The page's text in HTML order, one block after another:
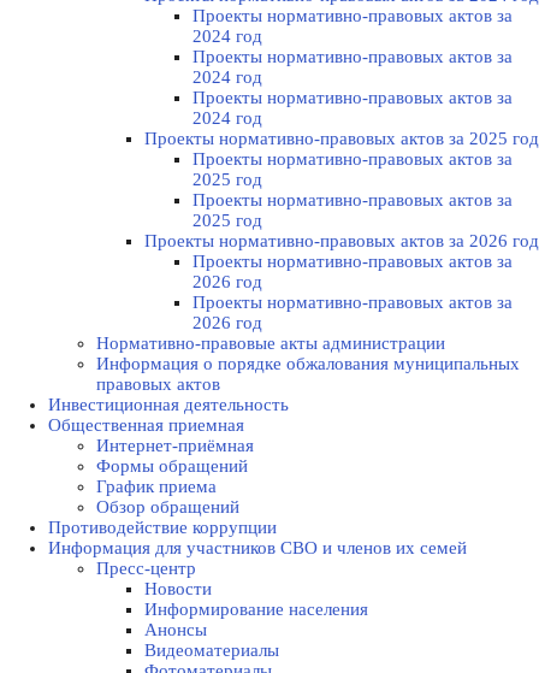
Проекты нормативно-правовых актов за
2024 год
Проекты нормативно-правовых актов за
2024 год
Проекты нормативно-правовых актов за
2024 год
Проекты нормативно-правовых актов за 2025 год
Проекты нормативно-правовых актов за
2025 год
Проекты нормативно-правовых актов за
2025 год
Проекты нормативно-правовых актов за 2026 год
Проекты нормативно-правовых актов за
2026 год
Проекты нормативно-правовых актов за
2026 год
Нормативно-правовые акты администрации
Информация о порядке обжалования муниципальных
правовых актов
Инвестиционная деятельность
Общественная приемная
Интернет-приёмная
Формы обращений
График приема
Обзор обращений
Противодействие коррупции
Информация для участников СВО и членов их семей
Пресс-центр
Новости
Информирование населения
Анонсы
Видеоматериалы